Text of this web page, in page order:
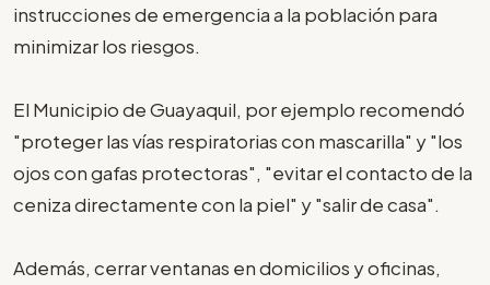
instrucciones de emergencia a la población para
minimizar los riesgos.
El Municipio de Guayaquil, por ejemplo recomendó
"proteger las vías respiratorias con mascarilla" y "los
ojos con gafas protectoras", "evitar el contacto de la
ceniza directamente con la piel" y "salir de casa".
Además, cerrar ventanas en domicilios y oficinas,